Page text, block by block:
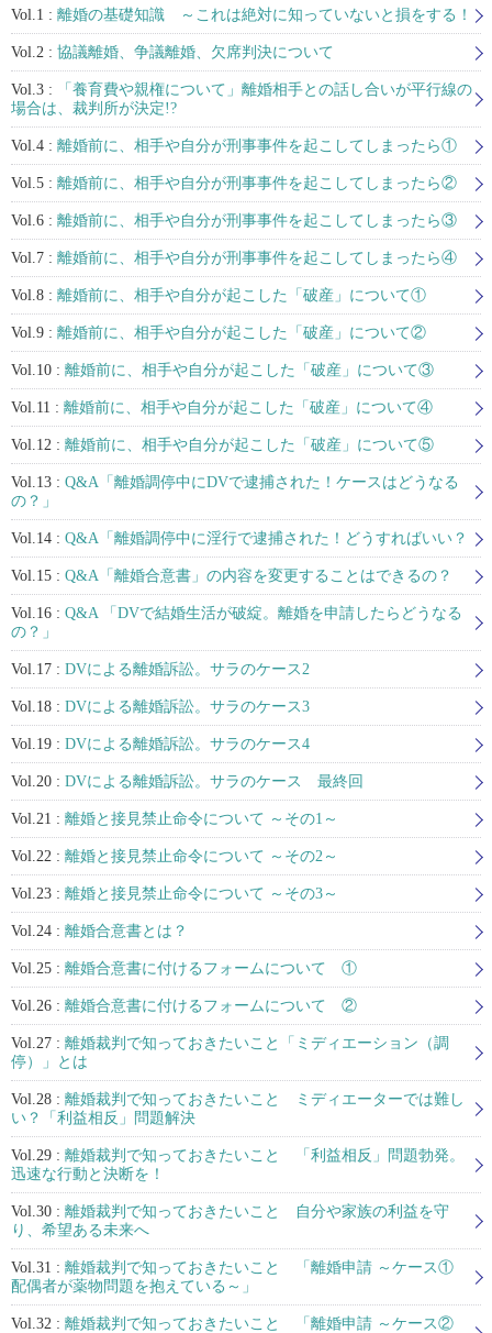
Vol.1 : 離婚の基礎知識 ～これは絶対に知っていないと損をする！
Vol.2 : 協議離婚、争議離婚、欠席判決について
Vol.3 :
「養育費や親権について」離婚相手との話し合いが平行線の
場合は、裁判所が決定!?
Vol.4 : 離婚前に、相手や自分が刑事事件を起こしてしまったら①
Vol.5 : 離婚前に、相手や自分が刑事事件を起こしてしまったら②
Vol.6 : 離婚前に、相手や自分が刑事事件を起こしてしまったら③
Vol.7 : 離婚前に、相手や自分が刑事事件を起こしてしまったら④
Vol.8 : 離婚前に、相手や自分が起こした「破産」について①
Vol.9 : 離婚前に、相手や自分が起こした「破産」について②
Vol.10 : 離婚前に、相手や自分が起こした「破産」について③
Vol.11 : 離婚前に、相手や自分が起こした「破産」について④
Vol.12 : 離婚前に、相手や自分が起こした「破産」について⑤
Vol.13 : Q&A「離婚調停中にDVで逮捕された！ケースはどうなる
の？」
Vol.14 : Q&A「離婚調停中に淫行で逮捕された！どうすればいい？
Vol.15 : Q&A「離婚合意書」の内容を変更することはできるの？
Vol.16 : Q&A 「DVで結婚生活が破綻。離婚を申請したらどうなる
の？」
Vol.17 : DVによる離婚訴訟。サラのケース2
Vol.18 : DVによる離婚訴訟。サラのケース3
Vol.19 : DVによる離婚訴訟。サラのケース4
Vol.20 : DVによる離婚訴訟。サラのケース 最終回
Vol.21 : 離婚と接見禁止命令について ～その1～
Vol.22 : 離婚と接見禁止命令について ～その2～
Vol.23 : 離婚と接見禁止命令について ～その3～
Vol.24 : 離婚合意書とは？
Vol.25 : 離婚合意書に付けるフォームについて ①
Vol.26 : 離婚合意書に付けるフォームについて ②
Vol.27 : 離婚裁判で知っておきたいこと「ミディエーション（調
停）」とは
Vol.28 : 離婚裁判で知っておきたいこと ミディエーターでは難し
い？「利益相反」問題解決
Vol.29 : 離婚裁判で知っておきたいこと 「利益相反」問題勃発。
迅速な行動と決断を！
Vol.30 : 離婚裁判で知っておきたいこと 自分や家族の利益を守
り、希望ある未来へ
Vol.31 : 離婚裁判で知っておきたいこと 「離婚申請 ～ケース①
配偶者が薬物問題を抱えている～」
Vol.32 : 離婚裁判で知っておきたいこと 「離婚申請 ～ケース②